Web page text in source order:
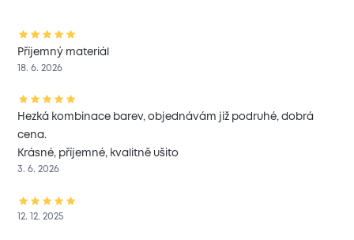
Příjemný materiál
18. 6. 2026
Hezká kombinace barev, objednávám již podruhé, dobrá
cena.
Krásné, příjemné, kvalitně ušito
3. 6. 2026
12. 12. 2025